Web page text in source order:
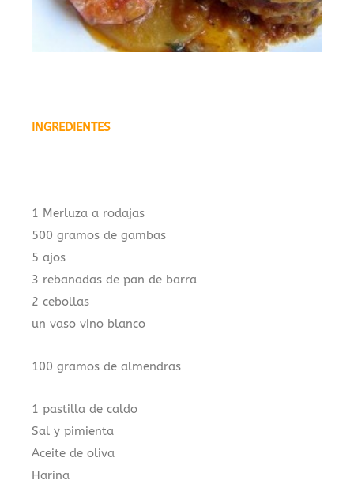
INGREDIENTES
1 Merluza a rodajas
500 gramos de gambas
5 ajos
3 rebanadas de pan de barra
2 cebollas
un vaso vino blanco
100 gramos de almendras
1 pastilla de caldo
Sal y pimienta
Aceite de oliva
Harina